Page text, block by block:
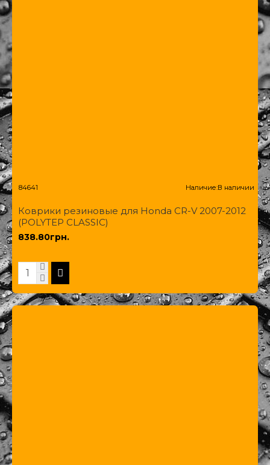
84641 Наличие:В наличии
Коврики резиновые для Honda CR-V 2007-2012
(POLYTEP CLASSIC)
838.80грн.